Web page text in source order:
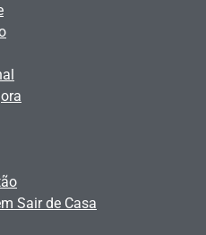
Sair de Casa